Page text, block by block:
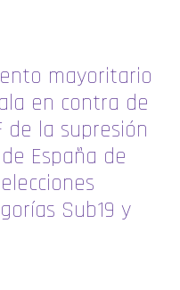
mayoritario
en contra de
de la supresión
España de
Sub19 y